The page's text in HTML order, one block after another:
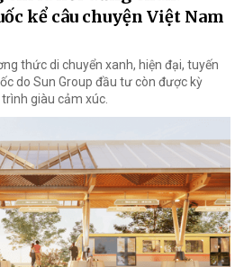
kể câu chuyện Việt Nam
thức di chuyển xanh, hiện đại, tuyến
do Sun Group đầu tư còn được kỳ
giàu cảm xúc.